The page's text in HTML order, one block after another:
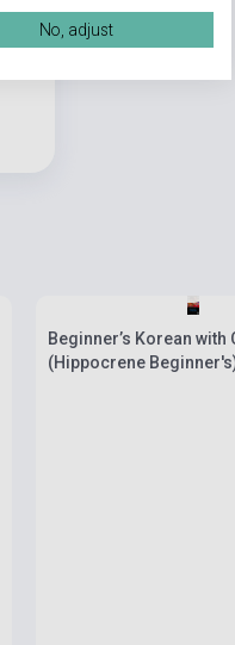
Beginner’s Korean with
(Hippocrene
No, adjust